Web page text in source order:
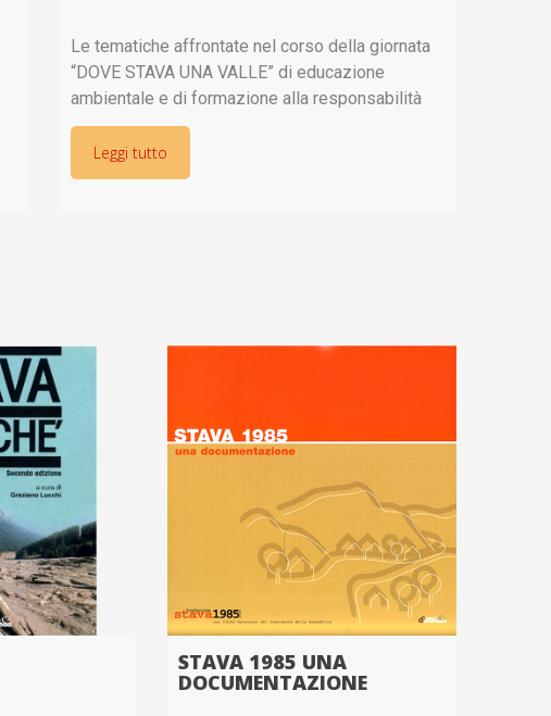
Le tematiche affrontate nel corso della giornata
“DOVE STAVA UNA VALLE” di educazione
ambientale e di formazione alla responsabilità
civile e d’impresa ben si accostano ad altri
momenti formativi che possono offrire la Valle di
Leggi tutto
STAVA 1985 UNA
DOCUMENTAZIONE